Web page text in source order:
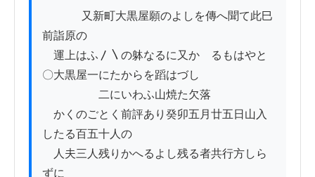
前詣原の
運上はふ〳〵の躰なるに又かゝるもはやと
〇大黒屋一にたからを蹈はづし
二にいわふ山焼た欠落
かくのごとく前評あり癸卯五月廿五日山入
したる百五十人の
人夫三人残りかへるよし残る者共行方しら
ずに